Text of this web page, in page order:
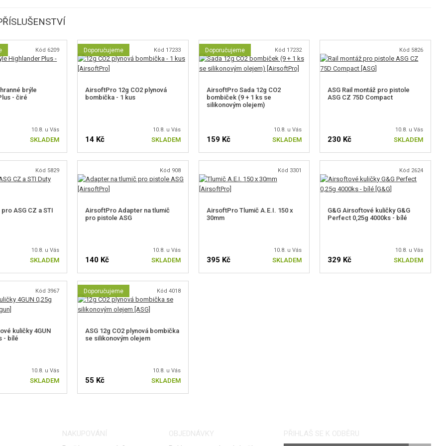
Kód 6209
brýle
- čiré
10.8. u Vás
SKLADEM
Doporučujeme Kód 17233
AirsoftPro 12g CO2 plynová
bombička - 1 kus
10.8. u Vás
14 Kč SKLADEM
Doporučujeme Kód 17232
AirsoftPro Sada 12g CO2
bombiček (9 + 1 ks se
silikonovým olejem)
10.8. u Vás
159 Kč SKLADEM
Kód 5826
ASG Rail montáž pro pistole
ASG CZ 75D Compact
10.8. u Vás
230 Kč SKLADEM
Kód 5829
ASG CZ a STI
10.8. u Vás
SKLADEM
Kód 908
AirsoftPro Adapter na tlumič
pro pistole ASG
10.8. u Vás
140 Kč SKLADEM
Kód 3301
AirsoftPro Tlumič A.E.I. 150 x
30mm
10.8. u Vás
395 Kč SKLADEM
Kód 2624
G&G Airsoftové kuličky G&G
Perfect 0,25g 4000ks - bílé
10.8. u Vás
329 Kč SKLADEM
Kód 3967
kuličky 4GUN
- bílé
10.8. u Vás
SKLADEM
Doporučujeme Kód 4018
ASG 12g CO2 plynová bombička
se silikonovým olejem
10.8. u Vás
55 Kč SKLADEM
NAKUPOVÁNÍ OBJEDNÁVKY PŘIHLAŠ SE K ODBĚRU